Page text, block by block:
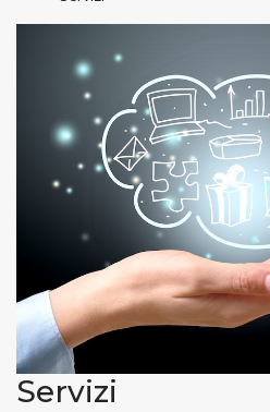
Servizi